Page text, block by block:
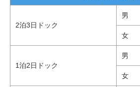
2泊3日ドック
男
女
1泊2日ドック
男
女